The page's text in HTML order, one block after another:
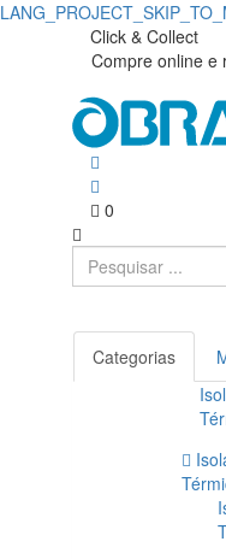
Click & Collect
Compre online e
0
Categorias